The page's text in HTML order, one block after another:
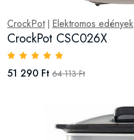
CrockPot| Elektromos edények
CrockPot CSC026X
51 290 Ft 64 113 Ft